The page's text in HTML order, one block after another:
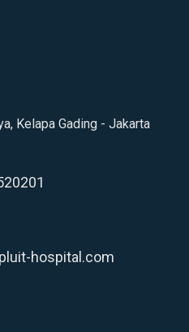
Kelapa Gading - Jakarta
hospital.com